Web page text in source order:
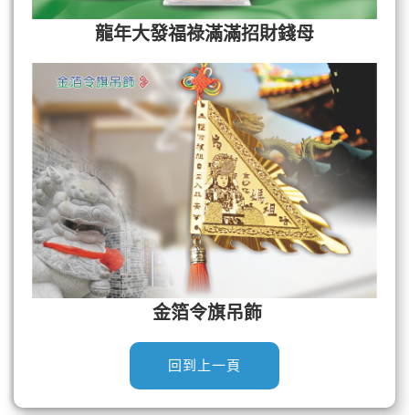
龍年大發福祿滿滿招財錢母
金箔令旗吊飾